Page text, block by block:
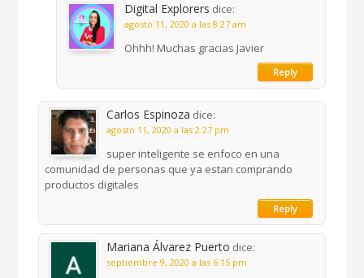
Digital Explorers dice:
agosto 11, 2020 a las 8:27 am
Ohhh! Muchas gracias Javier
Reply
Carlos Espinoza dice:
agosto 11, 2020 a las 2:27 pm
super inteligente se enfoco en una
comunidad de personas que ya estan comprando
productos digitales
Reply
Mariana Álvarez Puerto dice:
septiembre 9, 2020 a las 6:15 pm